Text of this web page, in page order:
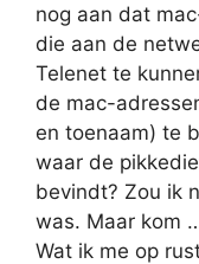
nog aan dat
die aan de
Telenet te
de mac-
en toenaam) te
waar de
bevindt? Zou ik
was. Maar kom
Wat ik me op